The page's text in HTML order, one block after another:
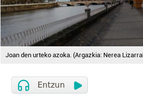
Joan den urteko azoka. (Argazkia: Nerea